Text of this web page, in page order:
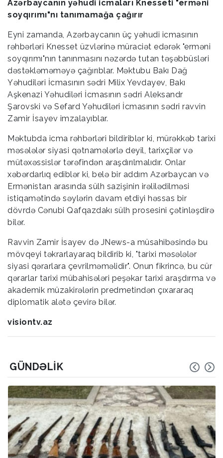
Azərbaycanın yəhudi icmaları Knesseti "erməni
soyqırımı"nı tanımamağa çağırır
Eyni zamanda, Azərbaycanın üç yəhudi icmasının
rəhbərləri Knesset üzvlərinə müraciət edərək "erməni
soyqırımı"nın tanınmasını nəzərdə tutan təşəbbüsləri
dəstəkləməməyə çağırıblar. Məktubu Bakı Dağ
Yəhudiləri İcmasının sədri Milix Yevdayev, Bakı
Aşkenazi Yəhudiləri İcmasının sədri Aleksandr
Şarovski və Sefard Yəhudiləri İcmasının sədri ravvin
Zamir İsayev imzalayıblar.
Məktubda icma rəhbərləri bildiriblər ki, mürəkkəb tarixi
məsələlər siyasi qətnamələrlə deyil, tarixçilər və
mütəxəssislər tərəfindən araşdırılmalıdır. Onlar
xəbərdarlıq ediblər ki, belə bir addım Azərbaycan və
Ermənistan arasında sülh sazişinin irəlilədilməsi
istiqamətində səylərin davam etdiyi həssas bir
dövrdə Cənubi Qafqazdakı sülh prosesini çətinləşdirə
bilər.
Ravvin Zamir İsayev də JNews-a müsahibəsində bu
mövqeyi təkrarlayaraq bildirib ki, "tarixi məsələlər
siyasi qərarlara çevrilməməlidir". Onun fikrincə, bu cür
qərarlar tarixi mübahisələri peşəkar tarixi araşdırma və
akademik müzakirələrin predmetindən çıxararaq
diplomatik alətə çevirə bilər.
visiontv.az
GÜNDƏLIK